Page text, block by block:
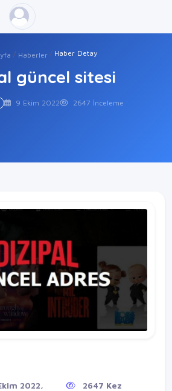
Haberler Haber Detay
güncel sitesi
9 Ekim 2022 2647 İnceleme
2022,
2647 Kez